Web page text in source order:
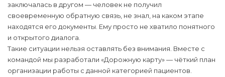
заключалась в другом — человек не получил
своевременную обратную связь, не знал, на каком этапе
находятся его документы. Ему просто не хватило понятного
и открытого диалога.
Такие ситуации нельзя оставлять без внимания. Вместе с
командой мы разработали «Дорожную карту» — чёткий план
организации работы с данной категорией пациентов.